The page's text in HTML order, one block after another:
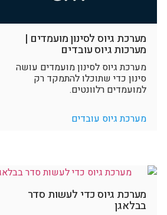
מערכת גיוס לסינון מועמדים |
מערכות גיוס עובדים
מערכת גיוס לסינון מועמדים עושה
סינון כדי שתוכלו להתמקד רק
למועמדים רלוונטים.
מערכת גיוס עובדים
מערכת גיוס כדי לעשות סדר
בבלאגן